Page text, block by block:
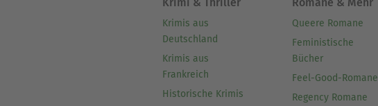
Krimis aus
Deutschland
Krimis aus
Frankreich
Historische Krimis
Queere Romane
Feministische
Bücher
Feel-Good-Romane
Regency Romane